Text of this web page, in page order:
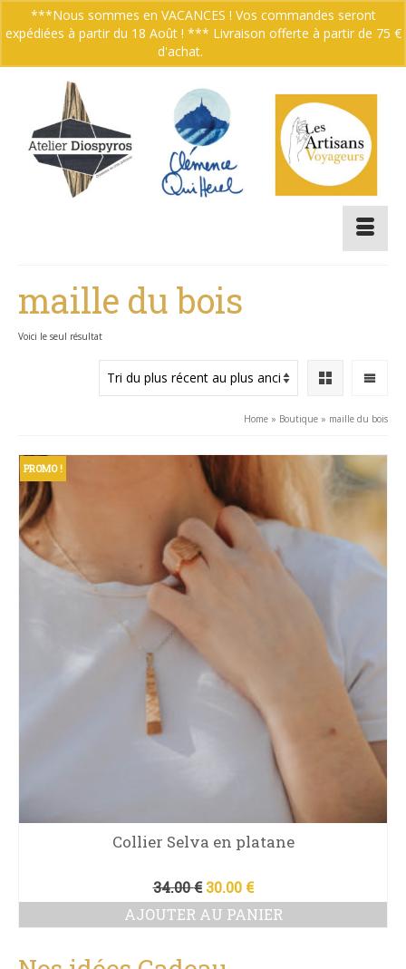
Votre panier 0.00€
maille du bois
Voici le seul résultat
Home » Boutique » maille du bois
PROMO !
Collier Selva en platane
34.00€ Le
prix
initial
30.00 €Le
prix
actuel
AJOUTER AU PANIER
***Nous sommes en VACANCES ! Vos commandes seront
expédiées à partir du 18 Août ! *** Livraison offerte à partir de 75 €
d'achat.